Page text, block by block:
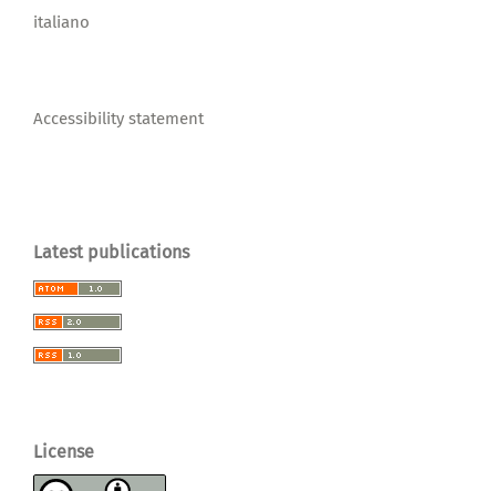
italiano
Accessibility statement
Latest publications
License